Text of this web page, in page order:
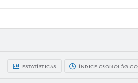
ESTATÍSTICAS ÍNDICE CRONOLÓGICO